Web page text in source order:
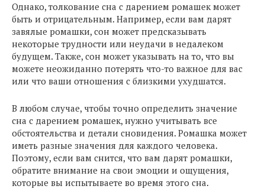
Однако, толкование сна с дарением ромашек может
быть и отрицательным. Например, если вам дарят
завялые ромашки, сон может предсказывать
некоторые трудности или неудачи в недалеком
будущем. Также, сон может указывать на то, что вы
можете неожиданно потерять что-то важное для вас
или что ваши отношения с близкими ухудшатся.
В любом случае, чтобы точно определить значение
сна с дарением ромашек, нужно учитывать все
обстоятельства и детали сновидения. Ромашка может
иметь разные значения для каждого человека.
Поэтому, если вам снится, что вам дарят ромашки,
обратите внимание на свои эмоции и ощущения,
которые вы испытываете во время этого сна.